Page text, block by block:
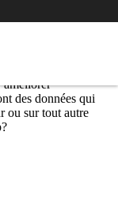
des données qui
ou sur tout autre